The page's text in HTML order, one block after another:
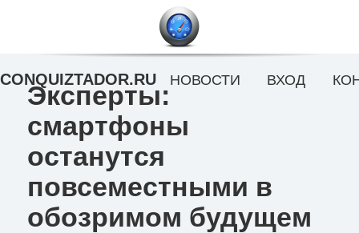
Эксперты:
смартфоны
останутся
повсеместными в
обозримом будущем
CONQUIZTADOR.RU НОВОСТИ ВХОД